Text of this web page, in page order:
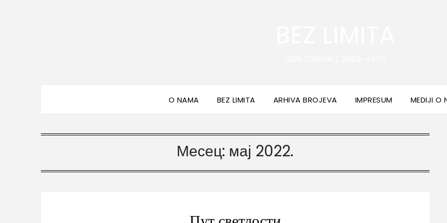
O NAMA BEZ LIMITA ARHIVA BROJEVA IMPRESUM MEDIJI O
Месец: мај 2022.